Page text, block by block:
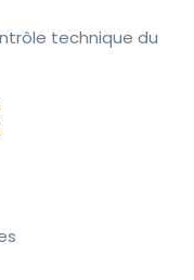
technique du